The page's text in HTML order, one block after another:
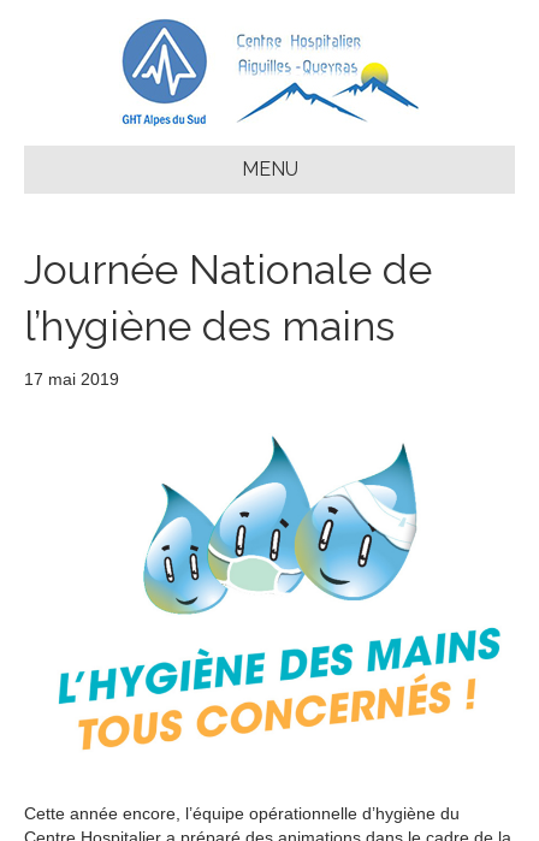
MENU
Journée Nationale de
l’hygiène des mains
17 mai 2019
Cette année encore, l’équipe opérationnelle d’hygiène du